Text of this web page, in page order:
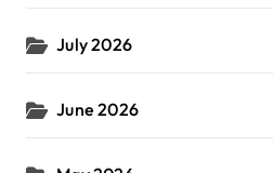
July 2026
June 2026